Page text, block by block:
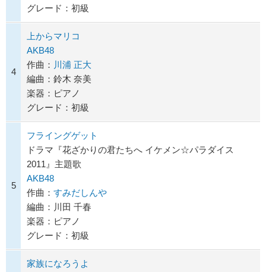
グレード：初級
4
上からマリコ
AKB48
作曲： 川浦 正大
編曲：鈴木 奈美
楽器：ピアノ
グレード：初級
5
フライングゲット
ドラマ『花ざかりの君たちへ イケメン☆パラダイス
2011』主題歌
AKB48
作曲： すみだしんや
編曲：川田 千春
楽器：ピアノ
グレード：初級
家族になろうよ